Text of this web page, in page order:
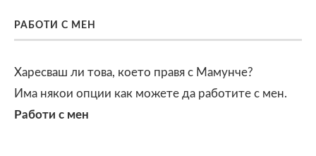
РАБОТИ С МЕН
Харесваш ли това, което правя с Мамунче?
Има някои опции как можете да работите с мен.
Работи с мен